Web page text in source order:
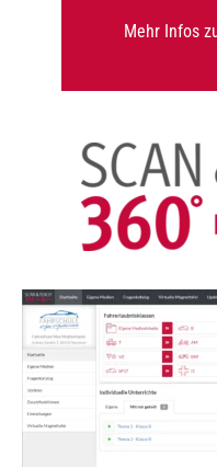
Mehr Infos